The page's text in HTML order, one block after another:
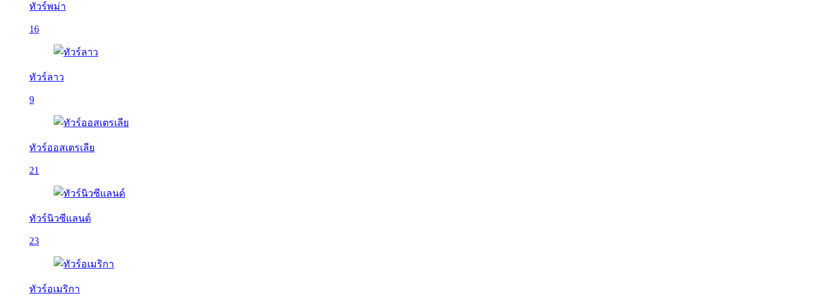
ทัวร์พม่า
16
ทัวร์ลาว
9
ทัวร์ออสเตรเลีย
21
ทัวร์นิวซีแลนด์
23
ทัวร์อเมริกา